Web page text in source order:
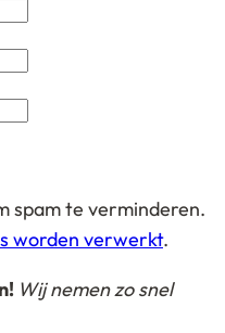
spam te verminderen.
worden verwerkt.
Wij nemen zo snel